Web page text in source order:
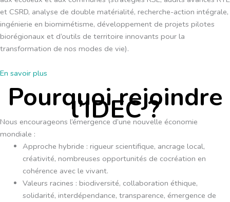
et CSRD, analyse de double matérialité, recherche-action intégrale,
ingénierie en biomimétisme, développement de projets pilotes
biorégionaux et d’outils de territoire innovants pour la
transformation de nos modes de vie).
En savoir plus
Pourquoi rejoindre
l’IDEC ?
Nous encourageons l’émergence d’une nouvelle économie
mondiale :
Approche hybride : rigueur scientifique, ancrage local,
créativité, nombreuses opportunités de cocréation en
cohérence avec le vivant.
Valeurs racines : biodiversité, collaboration éthique,
solidarité, interdépendance, transparence, émergence de